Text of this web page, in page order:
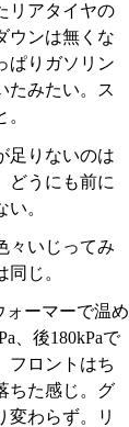
リアタイヤの
ウンは無くな
ぱりガソリン
たみたい。ス
足りないのは
どうにも前に
。
々いじってみ
同じ。
ォーマーで温め
、後180kPaで
フロントはち
ちた感じ。グ
変わらず。リ